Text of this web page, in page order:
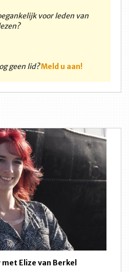
voor leden van
geen lid?Meld u aan!
Elize van Berkel